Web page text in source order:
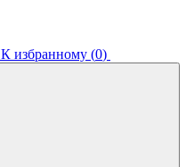
К избранному (0)